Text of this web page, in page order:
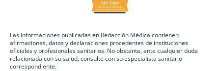
Las informaciones publicadas en Redacción Médica contienen
afirmaciones, datos y declaraciones procedentes de instituciones
oficiales y profesionales sanitarios. No obstante, ante cualquier duda
relacionada con su salud, consulte con su especialista sanitario
correspondiente.